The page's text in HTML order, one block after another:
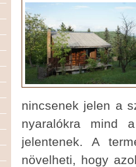
nincsenek jelen a
nyaralókra mind
jelentenek. A
növelheti, hogy